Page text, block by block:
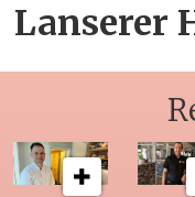
Lanserer